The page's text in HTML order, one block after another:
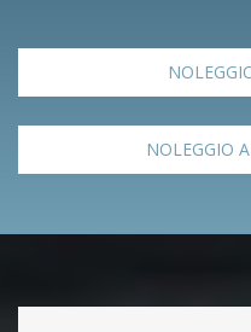
NOLEGGIO